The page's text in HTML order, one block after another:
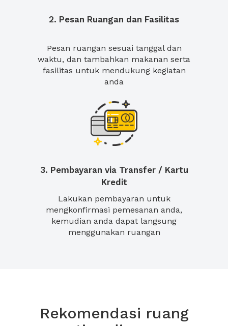
2. Pesan Ruangan dan Fasilitas
Pesan ruangan sesuai tanggal dan
waktu, dan tambahkan makanan serta
fasilitas untuk mendukung kegiatan
anda
3. Pembayaran via Transfer / Kartu
Kredit
Lakukan pembayaran untuk
mengkonfirmasi pemesanan anda,
kemudian anda dapat langsung
menggunakan ruangan
Rekomendasi ruang